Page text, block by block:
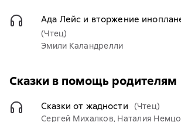
Ада Лейс и вторжение
(Чтец)
Эмили Каландрелли
Сказки в помощь родителям
Сказки от жадности
(Чтец)
Сергей Михалков, Наталия